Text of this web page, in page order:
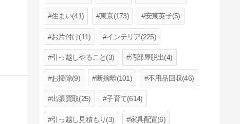
住まい(41) 東京(173) 安東英子(5)
お片付け(11) インテリア(225)
引っ越しやること(3) 汚部屋脱出(4)
お掃除(9) 断捨離(101) 不用品回収(46)
出張買取(25) 子育て(614)
引っ越し見積もり(3) 家具配置(6)